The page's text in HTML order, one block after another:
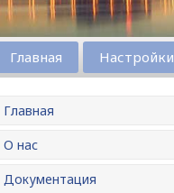
Главная Настройки
Главная
О нас
Документация